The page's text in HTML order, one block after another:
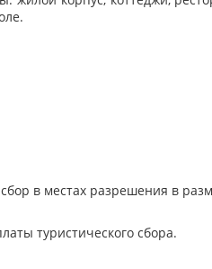
в местах разрешения в
туристического сбора.